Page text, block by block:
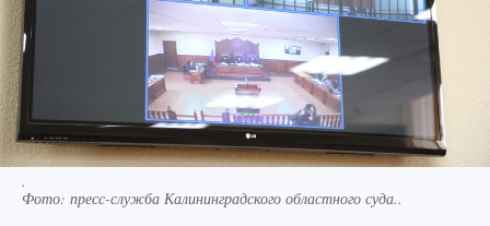
.
Фото: пресс-служба Калининградского областного суда..